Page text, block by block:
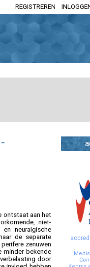
REGISTREREN
OVERIGE
Artsen
Specialisten
ontstaat aan het
niet-
en neuralgische
de separate
zenuwen
minder bekende
door